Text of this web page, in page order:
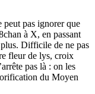
peut pas ignorer que
à X, en passant
Difficile de ne pas
fleur de lys, croix
pas là : on les
du Moyen